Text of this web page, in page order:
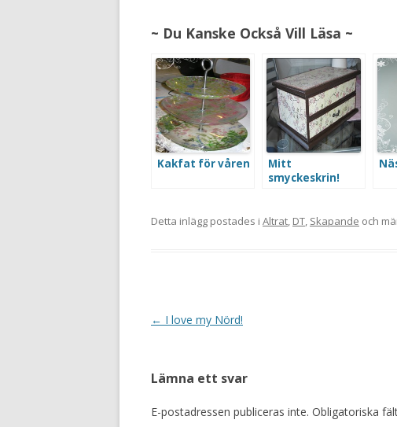
~ Du Kanske Också Vill Läsa ~
Kakfat för våren
Mitt
smyckeskrin!
Detta inlägg postades i Altrat, DT, Skapande och
Inläggsnavigering
← I love my Nörd!
Lämna ett svar
E-postadressen publiceras inte. Obligatoriska